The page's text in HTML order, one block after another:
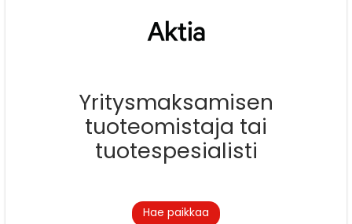
Yritysmaksamisen
tuoteomistaja tai
tuotespesialisti
Hae paikkaa